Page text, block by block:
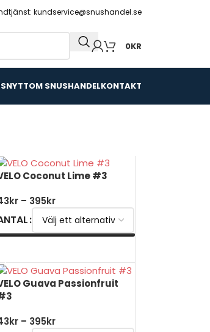
kundservice@snushandel.se
0KR
OM SNUSHANDELKONTAKT
Coconut Lime #3
kr – 395kr
Guava Passionfruit
kr – 395kr